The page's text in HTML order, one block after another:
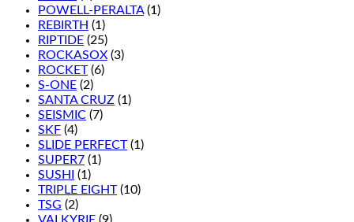
POWELL-PERALTA (1)
REBIRTH (1)
RIPTIDE (25)
ROCKASOX (3)
ROCKET (6)
S-ONE (2)
SANTA CRUZ (1)
SEISMIC (7)
SKF (4)
SLIDE PERFECT (1)
SUPER7 (1)
SUSHI
(1)
TRIPLE EIGHT (10)
TSG (2)